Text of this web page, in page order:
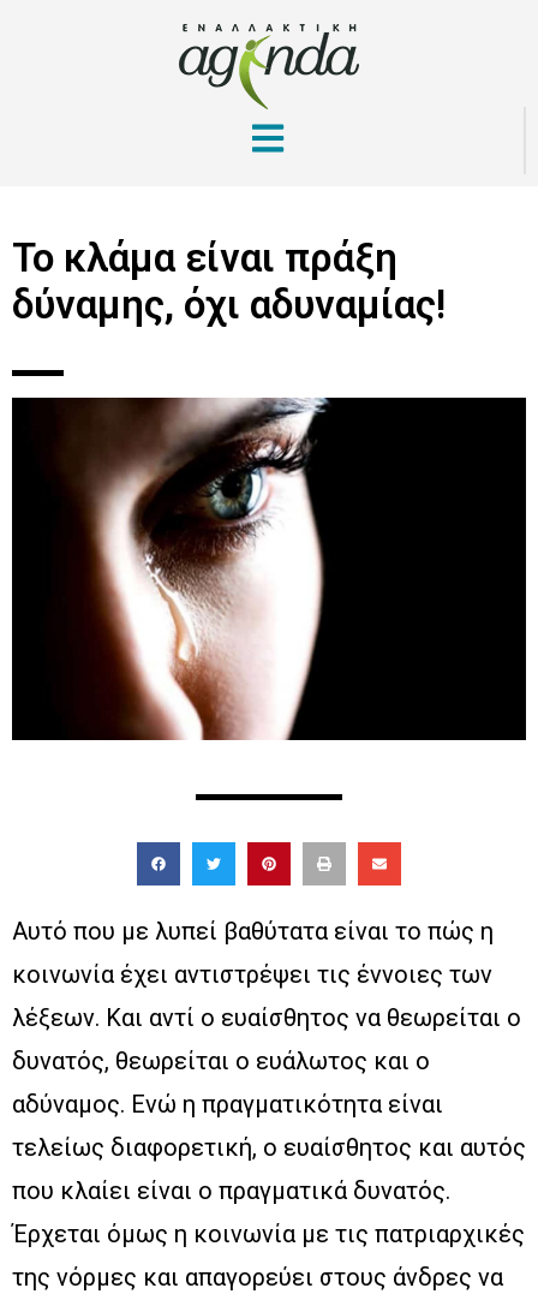
Το κλάμα είναι πράξη
δύναμης, όχι αδυναμίας!
Αυτό που με λυπεί βαθύτατα είναι το πώς η
κοινωνία έχει αντιστρέψει τις έννοιες των
λέξεων. Και αντί ο ευαίσθητος να θεωρείται ο
δυνατός, θεωρείται ο ευάλωτος και ο
αδύναμος. Ενώ η πραγματικότητα είναι
τελείως διαφορετική, ο ευαίσθητος και αυτός
που κλαίει είναι ο πραγματικά δυνατός.
Έρχεται όμως η κοινωνία με τις πατριαρχικές
της νόρμες και απαγορεύει στους άνδρες να